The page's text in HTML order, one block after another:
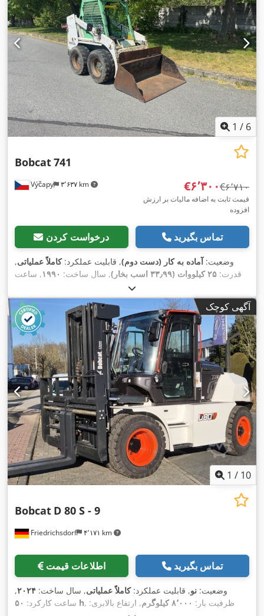
1 / 6
Výčapy ۳٬۶۳۷ km
Bobcat741
‎€۶٬۳۰۰ ‎€۶٬۷۱۰
قیمت ثابت به اضافه مالیات بر ارزش
افزوده
درخواست کردن تماس بگیرید
وضعیت: آماده به کار (دست دوم), قابلیت عملکرد:کاملاً عملیاتی,
قدرت: ۲۵ کیلووات (۳۳٫۹۹ اسب بخار) , سال ساخت: ۱۹۹۰, ساعت
آگهی کوچک
1 / 10
Friedrichsdorf ۴٬۱۷۱ km
Bobcat D 80 S - 9
اطلاعات قیمت تماس بگیرید
وضعیت: نو, قابلیت عملکرد:کاملاً عملیاتی, سال ساخت: ۲۰۲۴,
ساعت کارکرد: ۵۰ h , ظرفیت بار: ۸٬۰۰۰ کیلوگرم
, ارتفاع بالابری: